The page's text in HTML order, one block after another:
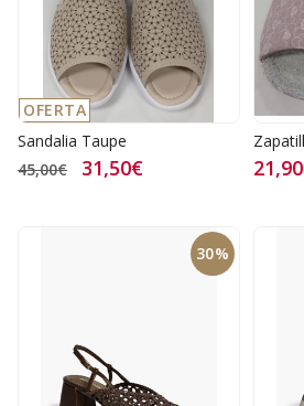
OFERTA
Sandalia Taupe
45,00€
31,50€
30%